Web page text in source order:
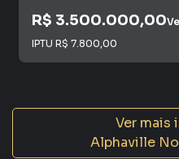
R$ 3.500.000,00
IPTU R$ 7.800,00
Ver mais
Alphaville